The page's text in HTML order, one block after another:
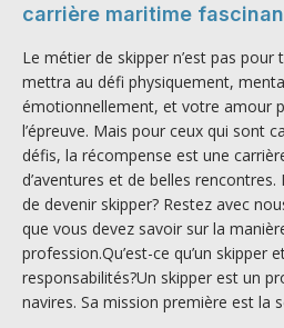
carrière maritime
Le métier de skipper n’est pas
mettra au défi physiquement,
émotionnellement, et votre amour
l’épreuve. Mais pour ceux qui sont
défis, la récompense est une
d’aventures et de belles
de devenir skipper? Restez avec
que vous devez savoir sur la
profession.Qu’est-ce qu’un skipper
responsabilités?Un skipper est un
navires. Sa mission première est la